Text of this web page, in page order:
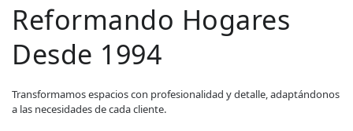
Reformando Hogares
Desde 1994
Transformamos espacios con profesionalidad y detalle, adaptándonos
a las necesidades de cada cliente.